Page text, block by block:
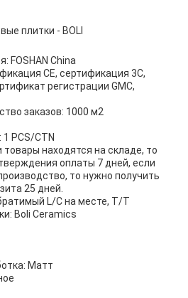
плитки - BOLI
FOSHAN China
CE, сертификация 3C,
регистрации GMC,
заказов: 1000 м2
1 PCS/CTN
находятся на складе, то
оплаты 7 дней, если
то нужно получить
25 дней.
L/C на месте, T/T
Boli Ceramics
Матт